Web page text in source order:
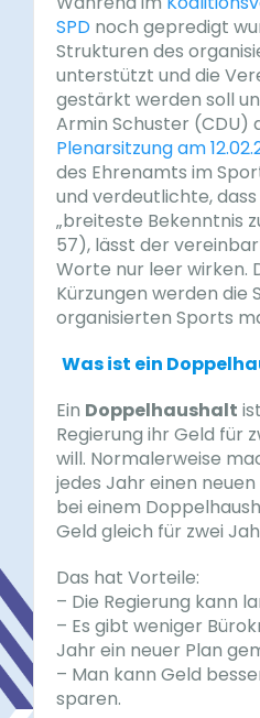
SPD noch gepredigt
Strukturen des
unterstützt und die
gestärkt werden soll
Armin Schuster (CDU)
Plenarsitzung am
des Ehrenamts im
und verdeutlichte, dass
„breiteste Bekenntnis
57), lässt der
Worte nur leer wirken.
Kürzungen werden die
organisierten Sports
Was ist ein
Ein Doppelhaushalt
Regierung ihr Geld für
will. Normalerweise
jedes Jahr einen
bei einem
Geld gleich für zwei
Das hat Vorteile:
– Die Regierung kann
– Es gibt weniger
Jahr ein neuer Plan
– Man kann Geld
sparen.